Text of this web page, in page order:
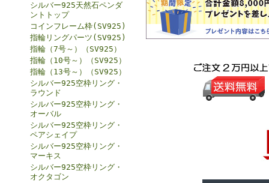
シルバー925天然石ペンダ
ントトップ
コインフレーム枠(SV925)
指輪リングパーツ(SV925)
指輪（7号～）（SV925）
指輪（10号～）（SV925）
指輪（13号～）（SV925）
シルバー925空枠リング・
ラウンド
シルバー925空枠リング・
オーバル
シルバー925空枠リング・
ペアシェイプ
シルバー925空枠リング・
マーキス
シルバー925空枠リング・
オクタゴン